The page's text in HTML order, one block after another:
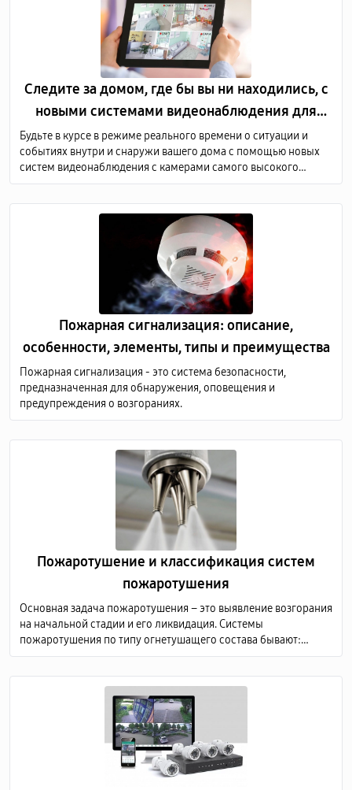
Следите за домом, где бы вы ни находились, с
новыми системами видеонаблюдения для
дома
Будьте в курсе в режиме реального времени о ситуации и
событиях внутри и снаружи вашего дома с помощью новых
систем видеонаблюдения с камерами самого высокого
качества. Мы предоставляем услуги по продаже и монтажу
Пожарная сигнализация: описание,
особенности, элементы, типы и преимущества
Пожарная сигнализация - это система безопасности,
предназначенная для обнаружения, оповещения и
предупреждения о возгораниях.
Пожаротушение и классификация систем
пожаротушения
Основная задача пожаротушения – это выявление возгорания
на начальной стадии и его ликвидация. Системы
пожаротушения по типу огнетушащего состава бывают:
аэрозольные; водяные; порошковые; газовые; пенные.